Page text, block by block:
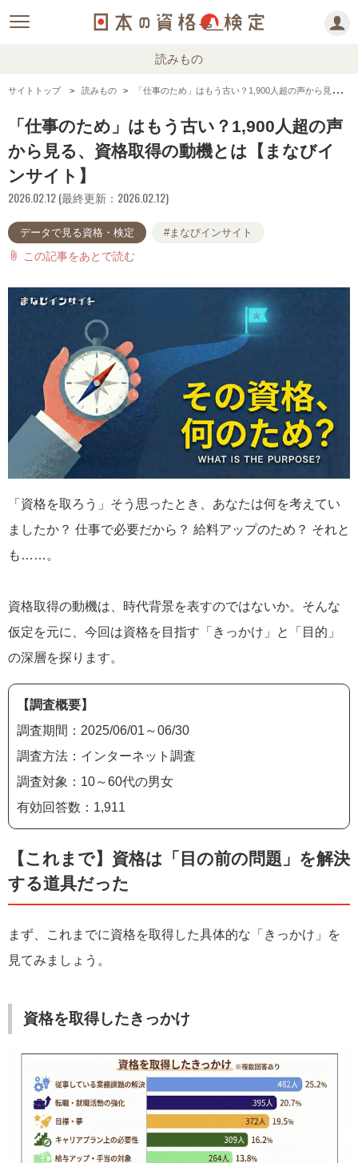
読みもの
サイトトップ 読みもの 「仕事のため」はもう古い？1,900人超の声から見る、資格取得の動機とは【まなびインサイト】
「仕事のため」はもう古い？1,900人超の声
から見る、資格取得の動機とは【まなびイ
ンサイト】
2026.02.12 (最終更新：2026.02.12)
データで見る資格・検定 #まなびインサイト
attach_file この記事をあとで読む
「資格を取ろう」そう思ったとき、あなたは何を考えてい
ましたか？ 仕事で必要だから？ 給料アップのため？ それと
も……。
資格取得の動機は、時代背景を表すのではないか。そんな
仮定を元に、今回は資格を目指す「きっかけ」と「目的」
の深層を探ります。
【調査概要】
調査期間：2025/06/01～06/30
調査方法：インターネット調査
調査対象：10～60代の男女
有効回答数：1,911
【これまで】資格は「目の前の問題」を解決
する道具だった
まず、これまでに資格を取得した具体的な「きっかけ」を
見てみましょう。
資格を取得したきっかけ